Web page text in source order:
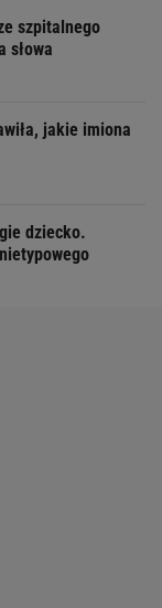
szpitalnego
słowa
jakie imiona
dziecko.